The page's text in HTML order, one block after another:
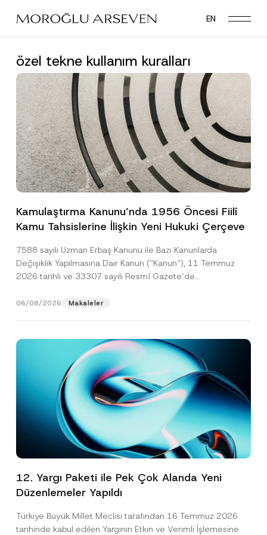
main
EN
özel tekne kullanım kuralları
Kamulaştırma Kanunu’nda 1956 Öncesi Fiilî
Kamu Tahsislerine İlişkin Yeni Hukuki Çerçeve
7588 sayılı Uzman Erbaş Kanunu ile Bazı Kanunlarda
Değişiklik Yapılmasına Dair Kanun (“Kanun“), 11 Temmuz
2026 tarihli ve 33307 sayılı Resmî Gazete’de
06/08/2026 Makaleler
12. Yargı Paketi ile Pek Çok Alanda Yeni
Düzenlemeler Yapıldı
Türkiye Büyük Millet Meclisi tarafından 16 Temmuz 2026
tarihinde kabul edilen Yargının Etkin ve Verimli İşlemesine